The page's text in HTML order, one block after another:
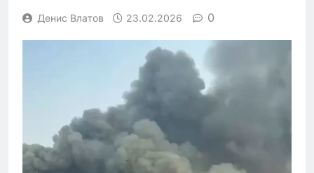
Денис Влатов 23.02.2026 0